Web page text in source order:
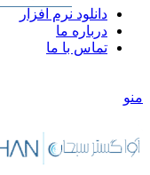
دانلود نرم افزار
درباره ما
تماس با ما
منو